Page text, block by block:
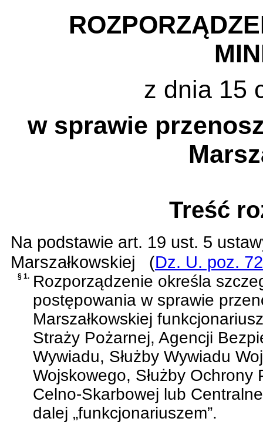
z dnia 15
w sprawie
Treść
Na podstawie art. 19 ust. 5
Marszałkowskiej
(Dz. U. poz.
§ 1. Rozporządzenie określa
postępowania w sprawie
Marszałkowskiej
Straży Pożarnej, Agencji
Wywiadu, Służby Wywiadu
Wojskowego, Służby Ochrony
Celno-Skarbowej lub
dalej „funkcjonariuszem”.